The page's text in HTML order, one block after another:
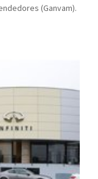
(Ganvam).